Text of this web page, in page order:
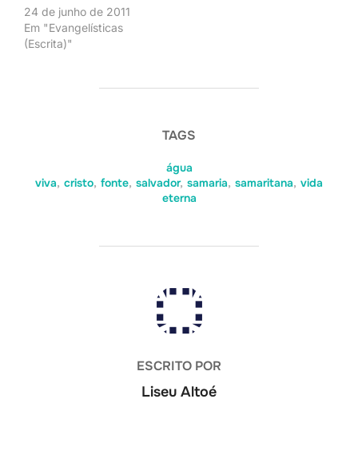
24 de junho de 2011
Em "Evangelísticas
(Escrita)"
TAGS
água
viva, cristo, fonte, salvador, samaria, samaritana, vida
eterna
AUTOR DO POST
ESCRITO POR
Liseu Altoé